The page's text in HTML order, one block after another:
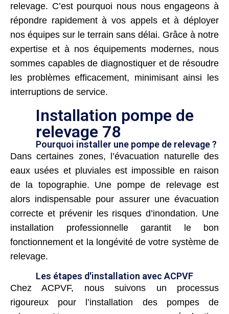
relevage. C’est pourquoi nous nous engageons à
répondre rapidement à vos appels et à déployer
nos équipes sur le terrain sans délai. Grâce à notre
expertise et à nos équipements modernes, nous
sommes capables de diagnostiquer et de résoudre
les problèmes efficacement, minimisant ainsi les
interruptions de service.
Installation pompe de
relevage 78
Pourquoi installer une pompe de relevage ?
Dans certaines zones, l’évacuation naturelle des
eaux usées et pluviales est impossible en raison
de la topographie. Une pompe de relevage est
alors indispensable pour assurer une évacuation
correcte et prévenir les risques d’inondation. Une
installation professionnelle garantit le bon
fonctionnement et la longévité de votre système de
relevage.
Les étapes d'installation avec ACPVF
Chez ACPVF, nous suivons un processus
rigoureux pour l’installation des pompes de